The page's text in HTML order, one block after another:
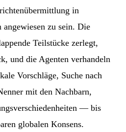
in
angewiesen zu sein. Die
Teilstücke zerlegt,
und die Agenten verhandeln
Vorschläge, Suche nach
mit den Nachbarn,
— bis
globalen Konsens.